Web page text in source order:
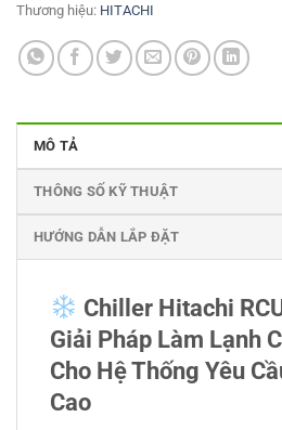
Thương hiệu: HITACHI
MÔ TẢ
THÔNG SỐ KỸ THUẬT
HƯỚNG DẪN LẮP ĐẶT
Chiller Hitachi
Giải Pháp Làm Lạnh
Cho Hệ Thống Yêu
Cao